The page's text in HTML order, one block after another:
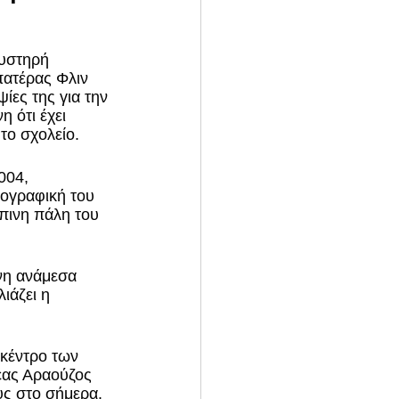
Φλιν
της για την
ότι έχει
σχολείο.
του
πάλη του
ανάμεσα
η
των
Αραούζος
στο σήμερα.